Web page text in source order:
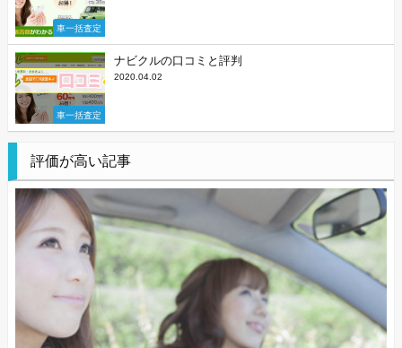
車一括査定
車一括査定
ナビクルの口コミと評判
2020.04.02
評価が高い記事